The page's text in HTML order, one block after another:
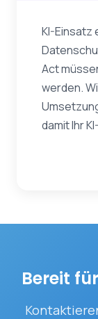
KI-Einsatz
Act
werden.
damit Ihr
Bereit